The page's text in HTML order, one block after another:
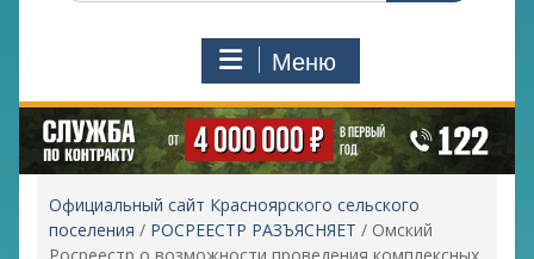
Меню
Официальный сайт Красноярского сельского
поселения / РОСРЕЕСТР РАЗЪЯСНЯЕТ / Омский
Росреестр о возможности проведения комплексных